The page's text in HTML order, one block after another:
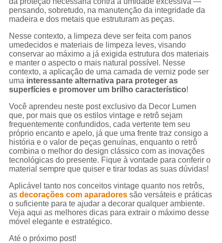
pensando, sobretudo, na manutenção da integridade da
madeira e dos metais que estruturam as peças.
Nesse contexto, a limpeza deve ser feita com panos
umedecidos e materiais de limpeza leves, visando
conservar ao máximo a já exigida estrutura dos materiais
e manter o aspecto o mais natural possível. Nesse
contexto, a aplicação de uma camada de verniz pode ser
uma interessante alternativa para proteger as
superfícies e promover um brilho característico!
Você aprendeu neste post exclusivo da Decor Lumen
que, por mais que os estilos vintage e retrô sejam
frequentemente confundidos, cada vertente tem seu
próprio encanto e apelo, já que uma frente traz consigo a
história e o valor de peças genuínas, enquanto o retrô
combina o melhor do design clássico com as inovações
tecnológicas do presente. Fique à vontade para conferir o
material sempre que quiser e tirar todas as suas dúvidas!
Aplicável tanto nos conceitos vintage quanto nos retrôs,
as decorações com aparadores são versáteis e práticas
o suficiente para te ajudar a decorar qualquer ambiente.
Veja aqui as melhores dicas para extrair o máximo desse
móvel elegante e estratégico.
Até o próximo post!